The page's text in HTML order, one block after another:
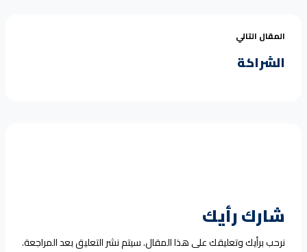
المقال التالي
الشراكة
شارك رأيك
نرحب برأيك وتعليقك على هذا المقال. سيتم نشر التعليق بعد المراجعة.